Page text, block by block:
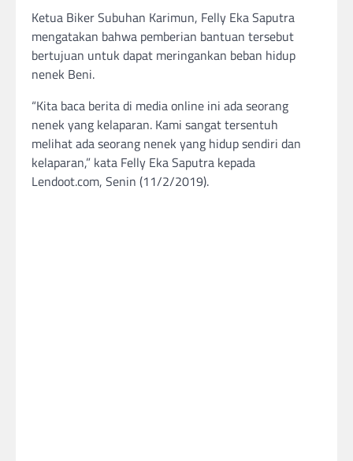
Ketua Biker Subuhan Karimun, Felly Eka Saputra
mengatakan bahwa pemberian bantuan tersebut
bertujuan untuk dapat meringankan beban hidup
nenek Beni.
“Kita baca berita di media online ini ada seorang
nenek yang kelaparan. Kami sangat tersentuh
melihat ada seorang nenek yang hidup sendiri dan
kelaparan,” kata Felly Eka Saputra kepada
Lendoot.com, Senin (11/2/2019).